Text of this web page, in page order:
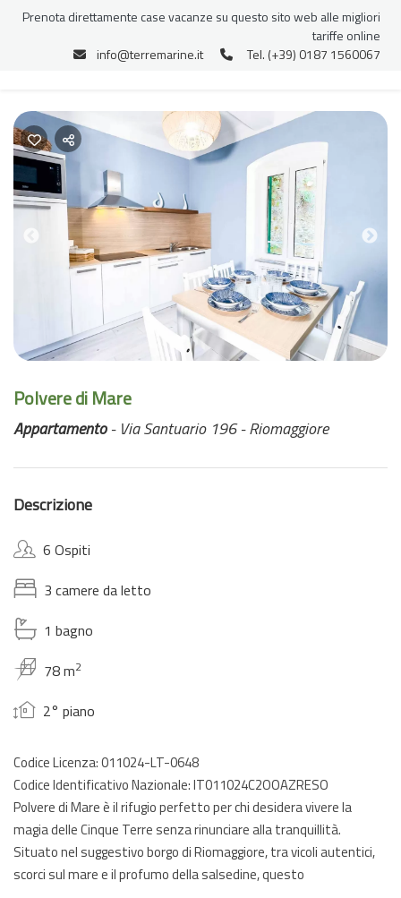
Previous
Polvere di Mare
Appartamento- Via Santuario 196 - Riomaggiore
Descrizione
6 Ospiti
3 camere da letto
1 bagno
78 m2
2° piano
Codice Licenza: 011024-LT-0648
Codice Identificativo Nazionale: IT011024C2OOAZRESO
Polvere di Mare è il rifugio perfetto per chi desidera vivere la
magia delle Cinque Terre senza rinunciare alla tranquillità.
Situato nel suggestivo borgo di Riomaggiore, tra vicoli autentici,
scorci sul mare e il profumo della salsedine, questo
Prenota direttamente case vacanze su questo sito web alle migliori
tariffe online
info@terremarine.it
Tel. (+39) 0187 1560067